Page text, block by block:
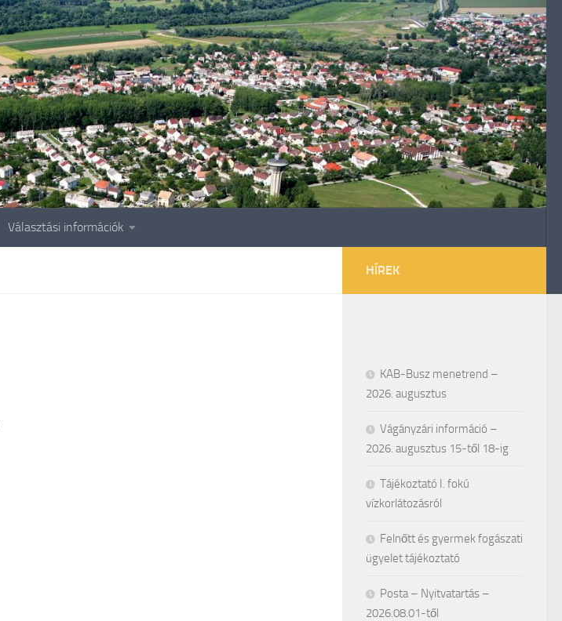
Választási információk
HÍREK
KAB-Busz menetrend –
2026. augusztus
Vágányzári információ –
2026. augusztus 15-től 18-ig
Tájékoztató I. fokú
vízkorlátozásról
Felnőtt és gyermek fogászati
ügyelet tájékoztató
Posta – Nyitvatartás –
2026.08.01-től